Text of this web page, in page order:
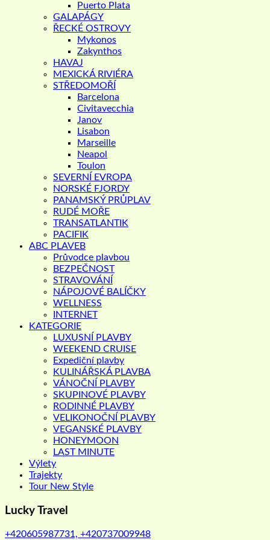
Puerto Plata
GALAPÁGY
ŘECKÉ OSTROVY
Mykonos
Zakynthos
HAVAJ
MEXICKÁ RIVIÉRA
STŘEDOMOŘÍ
Barcelona
Civitavecchia
Janov
Lisabon
Marseille
Neapol
Toulon
SEVERNÍ EVROPA
NORSKÉ FJORDY
PANAMSKÝ PRŮPLAV
RUDÉ MOŘE
TRANSATLANTIK
PACIFIK
ABC PLAVEB
Průvodce plavbou
BEZPEČNOST
STRAVOVÁNÍ
NÁPOJOVÉ BALÍČKY
WELLNESS
INTERNET
KATEGORIE
LUXUSNÍ PLAVBY
WEEKEND CRUISE
Expediční plavby
KULINÁŘSKÁ PLAVBA
VÁNOČNÍ PLAVBY
SKUPINOVÉ PLAVBY
RODINNÉ PLAVBY
VELIKONOČNÍ PLAVBY
VEGANSKÉ PLAVBY
HONEYMOON
LAST MINUTE
Výlety
Trajekty
Tour New Style
Lucky Travel
+420605987731, +420737009948